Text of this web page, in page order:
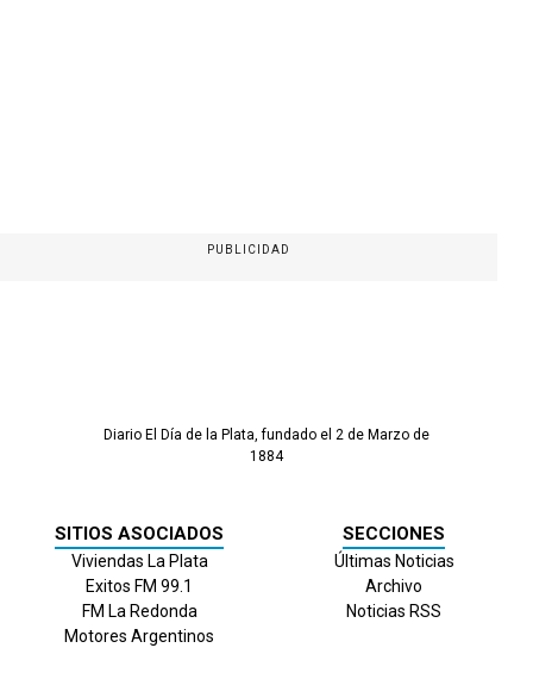
PUBLICIDAD
Diario El Día de la Plata, fundado el 2 de Marzo de
1884
SITIOS ASOCIADOS
Viviendas La Plata
Exitos FM 99.1
FM La Redonda
Motores Argentinos
SECCIONES
Últimas Noticias
Archivo
Noticias RSS